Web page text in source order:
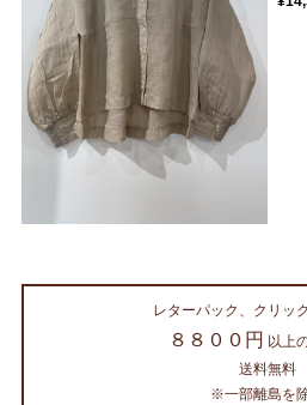
レターパック、クリッ
８８００円 以上
送料無料
※一部離島を